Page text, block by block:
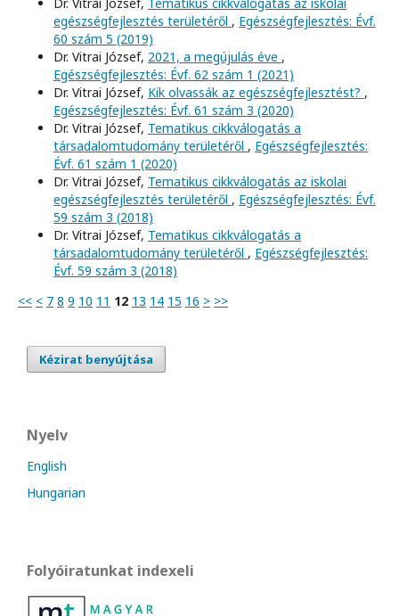
egészségfejlesztés területéről , Egészségfejlesztés: Évf.
60 szám 5 (2019)
Dr. Vitrai József, 2021, a megújulás éve ,
Egészségfejlesztés: Évf. 62 szám 1 (2021)
Dr. Vitrai József, Kik olvassák az egészségfejlesztést? ,
Egészségfejlesztés: Évf. 61 szám 3 (2020)
Dr. Vitrai József, Tematikus cikkválogatás a
társadalomtudomány területéről , Egészségfejlesztés:
Évf. 61 szám 1 (2020)
Dr. Vitrai József, Tematikus cikkválogatás az iskolai
egészségfejlesztés területéről , Egészségfejlesztés: Évf.
59 szám 3 (2018)
Dr. Vitrai József, Tematikus cikkválogatás a
társadalomtudomány területéről , Egészségfejlesztés:
Évf. 59 szám 3 (2018)
<< < 7 8 9 10 11 12 13 14 15 16 > >>
Kézirat benyújtása
Nyelv
English
Hungarian
Folyóiratunkat indexeli